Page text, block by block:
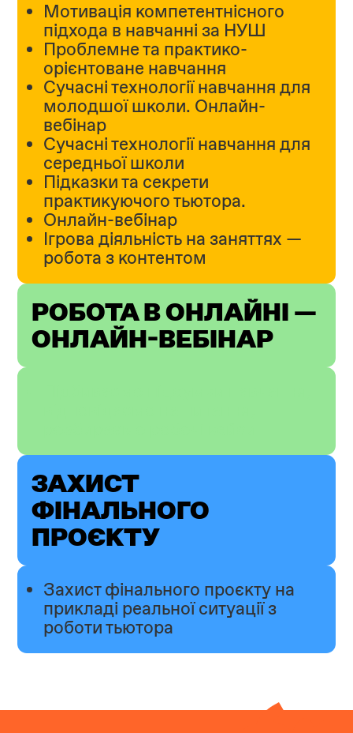
Мотивація компетентнісного
підхода в навчанні за НУШ
Проблемне та практико-
орієнтоване навчання
Сучасні технології навчання для
молодшої школи. Онлайн-
вебінар
Сучасні технології навчання для
середньої школи
Підказки та секрети
практикуючого тьютора.
Онлайн-вебінар
Ігрова діяльність на заняттях —
робота з контентом
РОБОТА В ОНЛАЙНІ —
ОНЛАЙН-ВЕБІНАР
ЗАХИСТ
ФІНАЛЬНОГО
ПРОЄКТУ
Захист фінального проєкту на
прикладі реальної ситуації з
роботи тьютора